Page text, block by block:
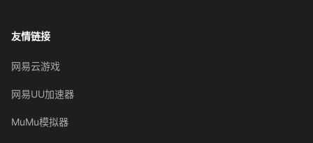
友情链接
网易云游戏
网易UU加速器
MuMu模拟器